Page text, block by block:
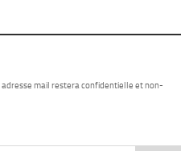
mail restera confidentielle et non-